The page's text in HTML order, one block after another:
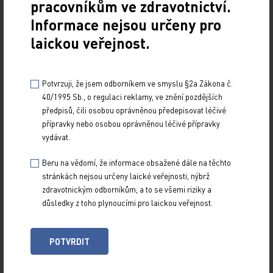
ZPĚT
Z NOVINEK
ARCHIV
RUBRIKY
SPECIÁLY
pracovníkům ve zdravotnictví.
Informace nejsou určeny pro
laickou veřejnost.
Potvrzuji, že jsem odborníkem ve smyslu §2a Zákona č.
40/1995 Sb., o regulaci reklamy, ve znění pozdějších
předpisů, čili osobou oprávněnou předepisovat léčivé
přípravky nebo osobou oprávněnou léčivé přípravky
vydávat.
Beru na vědomí, že informace obsažené dále na těchto
stránkách nejsou určeny laické veřejnosti, nýbrž
zdravotnickým odborníkům, a to se všemi riziky a
důsledky z toho plynoucími pro laickou veřejnost.
POTVRDIT